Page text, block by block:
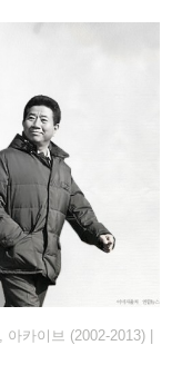
아카이브 (2002-2013)